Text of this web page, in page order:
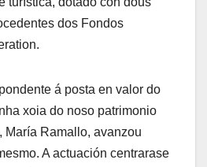
dos Fondos
á posta en valor do
xoia do noso patrimonio
María Ramallo, avanzou
A actuación centrarase